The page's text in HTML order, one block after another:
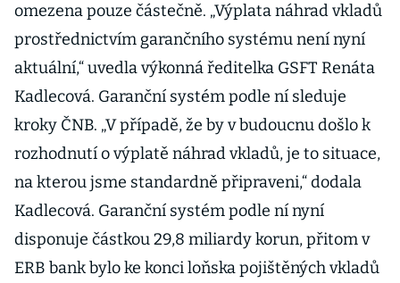
omezena pouze částečně. „Výplata náhrad vkladů
prostřednictvím garančního systému není nyní
aktuální,“ uvedla výkonná ředitelka GSFT Renáta
Kadlecová. Garanční systém podle ní sleduje
kroky ČNB. „V případě, že by v budoucnu došlo k
rozhodnutí o výplatě náhrad vkladů, je to situace,
na kterou jsme standardně připraveni,“ dodala
Kadlecová. Garanční systém podle ní nyní
disponuje částkou 29,8 miliardy korun, přitom v
ERB bank bylo ke konci loňska pojištěných vkladů